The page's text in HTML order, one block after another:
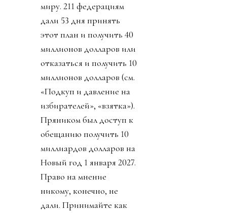
миру. 211 федерациям
дали 53 дня принять
этот план и получить 40
миллионов долларов или
отказаться и получить 10
миллионов долларов (см.
«Подкуп и давление на
избирателей», «взятка»).
Пряником был доступ к
обещанию получить 10
миллиардов долларов на
Новый год 1 января 2027.
Право на мнение
никому, конечно, не
дали. Принимайте как